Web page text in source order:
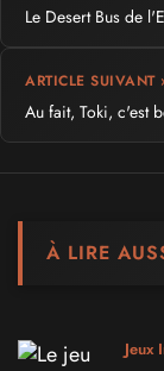
Le Desert Bus de
ARTICLE SUIVANT ›
Au fait, Toki, c'est
À LIRE
Jeux